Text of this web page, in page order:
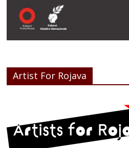
Artist For Rojava